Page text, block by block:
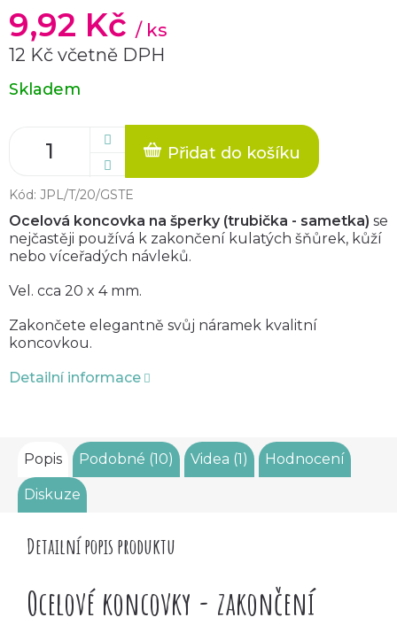
9,92 Kč / ks
12 Kč včetně DPH
Měrná
cena:
Skladem
Přidat do košíku
Kód: JPL/T/20/GSTE
Ocelová koncovka na šperky (trubička - sametka) se
nejčastěji používá k zakončení kulatých šňůrek, kůží
nebo víceřadých návleků.
Vel. cca 20 x 4 mm.
Zakončete elegantně svůj náramek kvalitní
koncovkou.
Detailní informace
Popis Podobné (10) Videa (1) Hodnocení
Diskuze
Detailní popis produktu
Ocelové koncovky - zakončení